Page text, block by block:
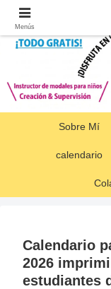
Sobre Mí
calendario
Calendario
2026
estudiantes
Menús